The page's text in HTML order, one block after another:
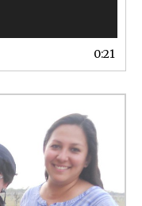
0:21